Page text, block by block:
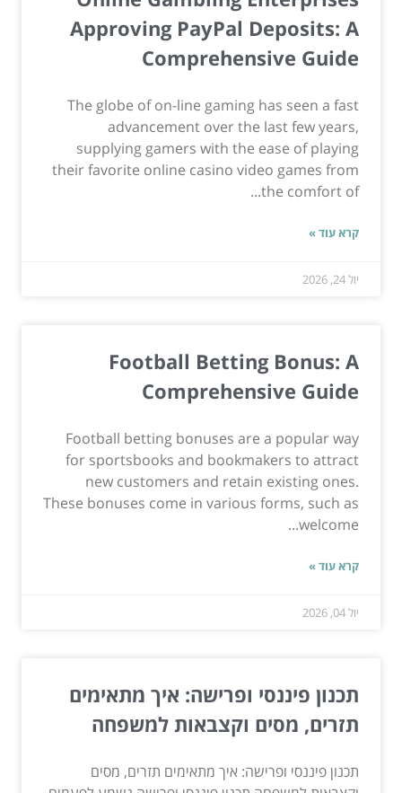
Approving PayPal Deposits: A
Comprehensive Guide
The globe of on-line gaming has seen a fast
advancement over the last few years,
supplying gamers with the ease of playing
their favorite online casino video games from
the comfort of...
קרא עוד »
יול 24, 2026
Football Betting Bonus: A
Comprehensive Guide
Football betting bonuses are a popular way
for sportsbooks and bookmakers to attract
new customers and retain existing ones.
These bonuses come in various forms, such as
welcome...
קרא עוד »
יול 04, 2026
תכנון פיננסי ופרישה: איך מתאימים
תזרים, מסים וקצבאות למשפחה
תכנון פיננסי ופרישה: איך מתאימים תזרים, מסים